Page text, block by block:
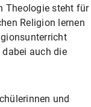
Theologie steht für
Religion lernen
auch die
und